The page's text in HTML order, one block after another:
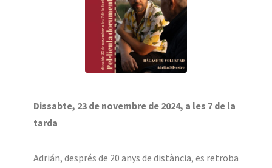
Dissabte, 23 de novembre de 2024, a les 7 de la
tarda
Adrián, després de 20 anys de distància, es retroba